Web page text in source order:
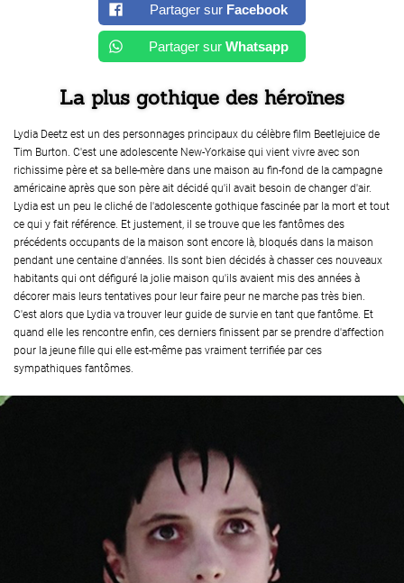
Partager sur Facebook
Partager sur Whatsapp
La plus gothique des héroïnes
Lydia Deetz est un des personnages principaux du célèbre film Beetlejuice de
Tim Burton. C'est une adolescente New-Yorkaise qui vient vivre avec son
richissime père et sa belle-mère dans une maison au fin-fond de la campagne
américaine après que son père ait décidé qu'il avait besoin de changer d'air.
Lydia est un peu le cliché de l'adolescente gothique fascinée par la mort et tout
ce qui y fait référence. Et justement, il se trouve que les fantômes des
précédents occupants de la maison sont encore là, bloqués dans la maison
pendant une centaine d'années. Ils sont bien décidés à chasser ces nouveaux
habitants qui ont défiguré la jolie maison qu'ils avaient mis des années à
décorer mais leurs tentatives pour leur faire peur ne marche pas très bien.
C'est alors que Lydia va trouver leur guide de survie en tant que fantôme. Et
quand elle les rencontre enfin, ces derniers finissent par se prendre d'affection
pour la jeune fille qui elle est-même pas vraiment terrifiée par ces
sympathiques fantômes.